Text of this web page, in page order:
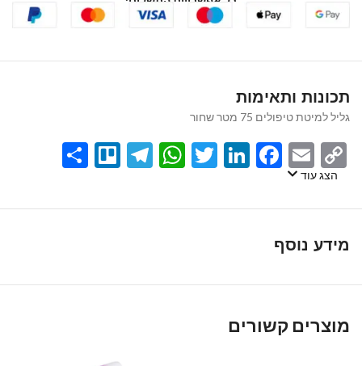
תכונות ותאימות
גליל למיטת טיפולים 75 מטר שחור
Copy
Link
Email
Facebook
LinkedIn
Twitter
WhatsApp
Telegram
Trello
הצג עוד
מידע נוסף
מוצרים קשורים